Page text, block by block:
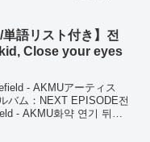
/単語リスト付き】전
Close your eyes
- AKMUアーティス
バム：NEXT EPISODE전
- AKMU화약 연기 뒤덮